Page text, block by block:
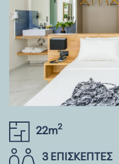
22m2
3 ΕΠΙΣΚΕΠΤΕΣ